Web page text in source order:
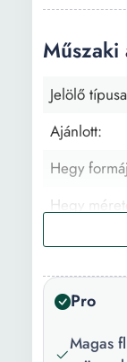
Műszaki
Jelölő
Ajánlott:
Hegy
Hegy
Alkalmazás:
Írás stílus:
Főbb
jellemzők:
Pro
Magas